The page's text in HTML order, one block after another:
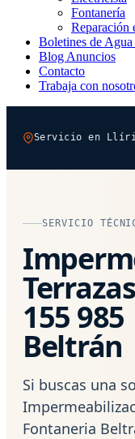
Fontanería
Reparación
Boletines de
Blog Anuncios
Contacto
Trabaja con
Servicio en
SERVICIO
155
Beltrán
Si buscas una
Fontaneria